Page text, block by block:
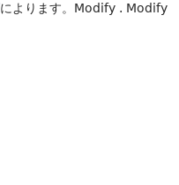
によります。 Modify . Modify